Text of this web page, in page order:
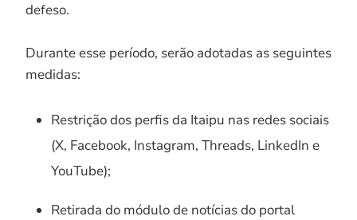
defeso.
Durante esse período, serão adotadas as seguintes
medidas:
Restrição dos perfis da Itaipu nas redes sociais
(X, Facebook, Instagram, Threads, LinkedIn e
YouTube);
Retirada do módulo de notícias do portal